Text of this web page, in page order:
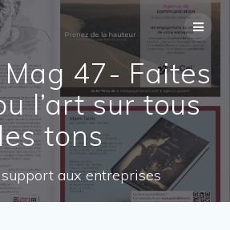
Skip
content
Mag 47- Faites
l’art sur tous
tons
aux entreprises